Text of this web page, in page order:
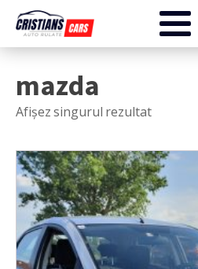
mazda
Afișez singurul rezultat